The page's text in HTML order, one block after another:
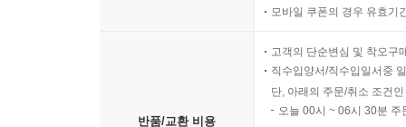
모바일 쿠폰의 경우 유효기
반품/교환 비용
고객의 단순변심 및 착오구
직수입양서/직수입일서중
단, 아래의 주문/취소 조건
오늘 00시 ~ 06시 30분